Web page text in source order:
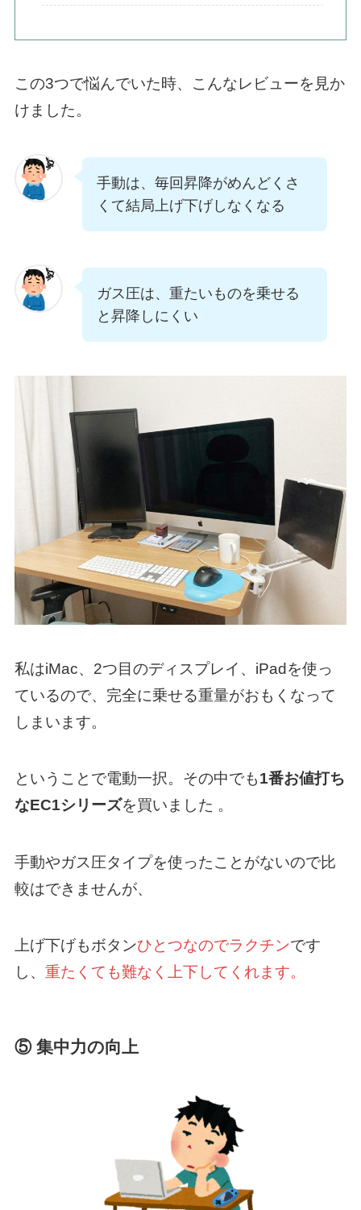
この3つで悩んでいた時、こんなレビューを見か
けました。
手動は、毎回昇降がめんどくさ
くて結局上げ下げしなくなる
ガス圧は、重たいものを乗せる
と昇降しにくい
私はiMac、2つ目のディスプレイ、iPadを使っ
ているので、完全に乗せる重量がおもくなって
しまいます。
ということで電動一択。その中でも1番お値打ち
なEC1シリーズを買いました 。
手動やガス圧タイプを使ったことがないので比
較はできませんが、
上げ下げもボタンひとつなのでラクチンです
し、 重たくても難なく上下してくれます。
⑤ 集中力の向上